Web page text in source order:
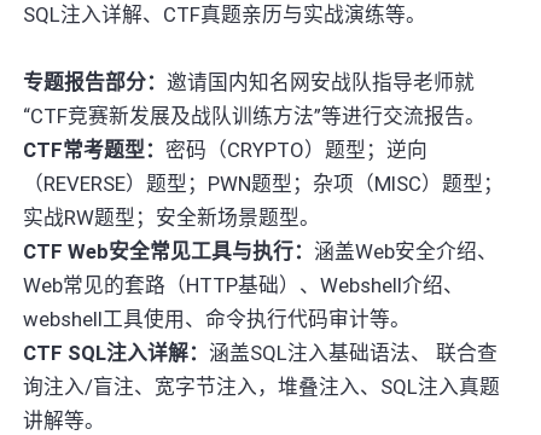
SQL注入详解、CTF真题亲历与实战演练等。
专题报告部分：邀请国内知名网安战队指导老师就
“CTF竞赛新发展及战队训练方法”等进行交流报告。
CTF常考题型： 密码（CRYPTO）题型；逆向
（REVERSE）题型；PWN题型；杂项（MISC）题型；
实战RW题型；安全新场景题型。
CTF Web安全常见工具与执行：涵盖Web安全介绍、
Web常见的套路（HTTP基础）、Webshell介绍、
webshell工具使用、命令执行代码审计等。
CTF SQL注入详解：涵盖SQL注入基础语法、 联合查
询注入/盲注、宽字节注入，堆叠注入、SQL注入真题
讲解等。